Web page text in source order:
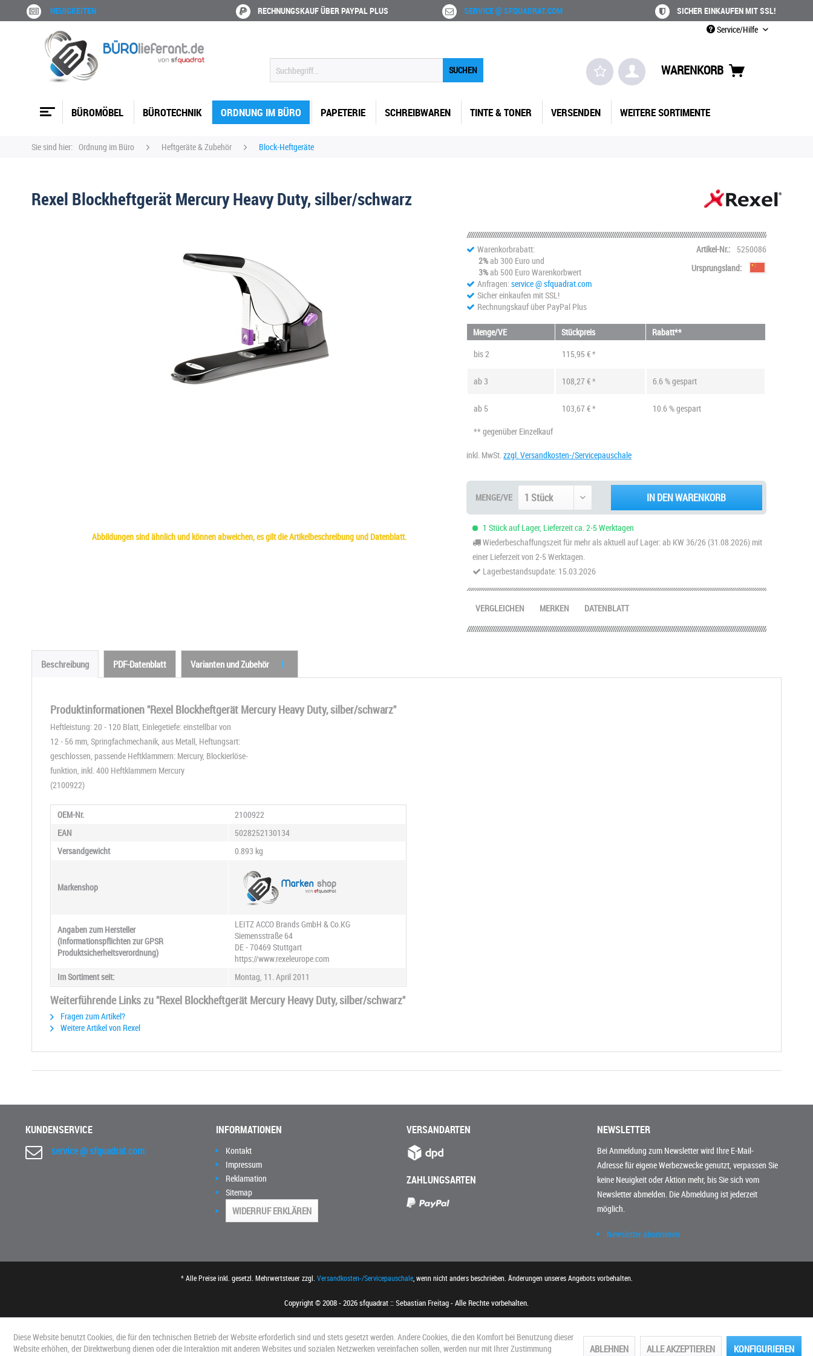
NEUIGKEITEN RECHNUNGSKAUF ÜBER PAYPAL PLUS SERVICE @ SFQUADRAT.COM
SICHER EINKAUFEN MIT SSL!
Service/Hilfe
SUCHEN WARENKORB
BÜROMÖBEL BÜROTECHNIK ORDNUNG IM BÜRO PAPETERIE SCHREIBWAREN TINTE & TONER VERSENDEN WEITERE SORTIMENTE
Sie sind hier: Ordnung im Büro Heftgeräte & Zubehör Block-Heftgeräte
Rexel Blockheftgerät Mercury Heavy Duty, silber/schwarz
Abbildungen sind ähnlich und können abweichen, es gilt die Artikelbeschreibung und Datenblatt.
Warenkorbrabatt:
2%ab 300 Euro und
3%ab 500 Euro Warenkorbwert
Anfragen:service @ sfquadrat.com
Sicher einkaufen mit SSL!
Rechnungskauf über PayPal Plus
Artikel-Nr.:
5250086
Ursprungsland:
Menge/VE Stückpreis
Rabatt**
bis2 115,95 € *
ab 3 108,27 € * 6.6 % gespart
ab 5 103,67 € *
10.6 % gespart
** gegenüber Einzelkauf
inkl. MwSt.zzgl. Versandkosten-/Servicepauschale
MENGE/VE IN DEN WARENKORB
1 Stück auf Lager, Lieferzeit ca. 2-5 Werktagen
Wiederbeschaffungszeit für mehr als aktuell auf Lager: ab KW 36/26 (31.08.2026) mit
einer Lieferzeit von 2-5 Werktagen.
Lagerbestandsupdate: 15.03.2026
DATENBLATT
VERGLEICHEN MERKEN
Beschreibung PDF-Datenblatt Varianten und Zubehör 1
Produktinformationen "Rexel Blockheftgerät Mercury Heavy Duty, silber/schwarz"
Heftleistung: 20 - 120 Blatt, Einlegetiefe: einstellbar von
12 - 56 mm, Springfachmechanik, aus Metall, Heftungsart:
geschlossen, passende Heftklammern: Mercury, Blockierlöse-
funktion, inkl. 400 Heftklammern Mercury
(2100922)
OEM-Nr.
2100922
EAN
5028252130134
Versandgewicht
0.893 kg
Markenshop
Angaben zum Hersteller
(Informationspflichten zur GPSR
Produktsicherheitsverordnung)
LEITZ ACCO Brands GmbH & Co.KG
Siemensstraße 64
DE - 70469 Stuttgart
https://www.rexeleurope.com
Im Sortiment seit:
Montag, 11. April 2011
Weiterführende Links zu "Rexel Blockheftgerät Mercury Heavy Duty, silber/schwarz"
Fragen zum Artikel?
Weitere Artikel von Rexel
KUNDENSERVICE
service @ sfquadrat.com
INFORMATIONEN
Kontakt
Impressum
Reklamation
Sitemap
WIDERRUF ERKLÄREN
VERSANDARTEN
ZAHLUNGSARTEN
NEWSLETTER
Bei Anmeldung zum Newsletter wird Ihre E-Mail-
Adresse für eigene Werbezwecke genutzt, verpassen Sie
keine Neuigkeit oder Aktion mehr, bis Sie sich vom
Newsletter abmelden. Die Abmeldung ist jederzeit
möglich.
Newsletter abonnieren
* Alle Preise inkl. gesetzl. Mehrwertsteuer zzgl. Versandkosten-/Servicepauschale, wenn nicht anders beschrieben. Änderungen unseres Angebots vorbehalten.
Copyright © 2008 - 2026 sfquadrat :: Sebastian Freitag - Alle Rechte vorbehalten.
Diese Website benutzt Cookies, die für den technischen Betrieb der Website erforderlich sind und stets gesetzt werden. Andere Cookies, die den Komfort bei Benutzung dieser
Website erhöhen, der Direktwerbung dienen oder die Interaktion mit anderen Websites und sozialen Netzwerken vereinfachen sollen, werden nur mit Ihrer Zustimmung
ABLEHNEN ALLE AKZEPTIEREN KONFIGURIEREN